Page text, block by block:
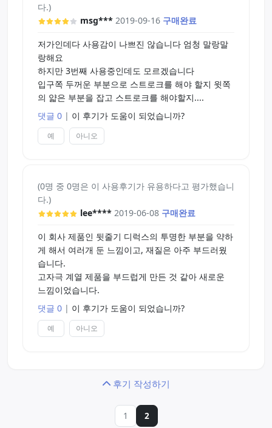
다.)
msg*** 2019-09-16 구매완료
저가인데다 사용감이 나쁘진 않습니다 엄청 말랑말
랑해요
하지만 3번째 사용중인데도 모르겠습니다
입구쪽 두꺼운 부분으로 스트로크를 해야 할지 윗쪽
의 얇은 부분을 잡고 스트로크를 해야할지....
댓글 0 | 이 후기가 도움이 되었습니까?
예 아니오
(0명 중 0명은 이 사용후기가 유용하다고 평가했습니
다.)
lee**** 2019-06-08 구매완료
이 회사 제품인 뒷줄기 디럭스의 투명한 부분을 약하
게 해서 여러개 둔 느낌이고, 재질은 아주 부드러웠
습니다.
고자극 계열 제품을 부드럽게 만든 것 같아 새로운
느낌이었습니다.
댓글 0 | 이 후기가 도움이 되었습니까?
예 아니오
후기 작성하기
1 2